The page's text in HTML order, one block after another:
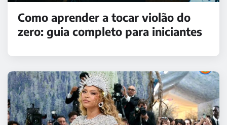
Como aprender a tocar violão do
zero: guia completo para iniciantes